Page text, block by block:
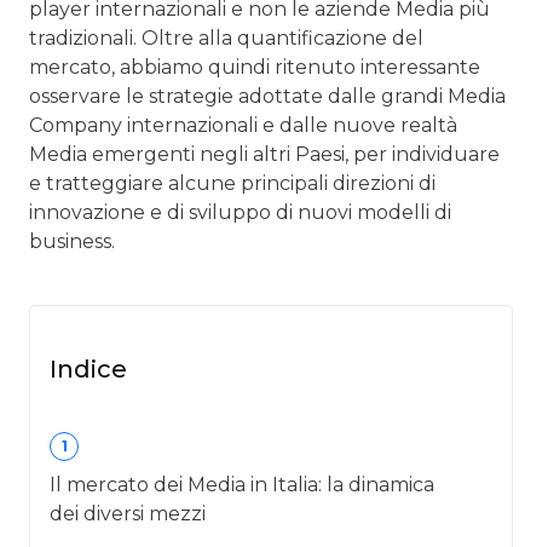
player internazionali e non le aziende Media più
tradizionali. Oltre alla quantificazione del
mercato, abbiamo quindi ritenuto interessante
osservare le strategie adottate dalle grandi Media
Company internazionali e dalle nuove realtà
Media emergenti negli altri Paesi, per individuare
e tratteggiare alcune principali direzioni di
innovazione e di sviluppo di nuovi modelli di
business.
Indice
1
Il mercato dei Media in Italia: la dinamica
dei diversi mezzi